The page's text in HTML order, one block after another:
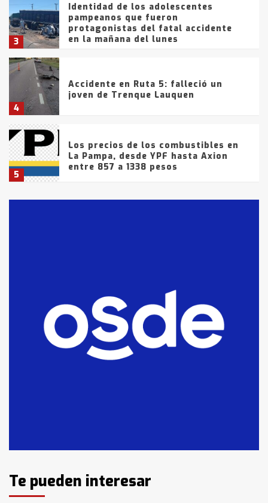
3
Identidad de los adolescentes
pampeanos que fueron
protagonistas del fatal accidente
en la mañana del lunes
4
Accidente en Ruta 5: falleció un
joven de Trenque Lauquen
5
Los precios de los combustibles en
La Pampa, desde YPF hasta Axion
entre 857 a 1338 pesos
fueron detenidos por
comercialización de drogas en la
tarde del sábado
T.Lauquen: se vendió el edificio de
lo que fue la planta Industrial del
Identidad de los adolescentes
pampeanos que fueron
Te pueden interesar